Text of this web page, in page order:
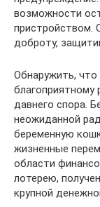
возможности
пристройством.
доброту,
Обнаружить,
благоприятному
давнего спора.
неожиданной
беременную
жизненные
области
лотерею,
крупной